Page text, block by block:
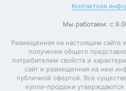
Контактная
Мы работаем: с
Размещенная на настоящем сайте
получения общего
потребителем свойств и
сайт и размещенная на нем
публичной офертой. Все
купли-продажи утверждаются